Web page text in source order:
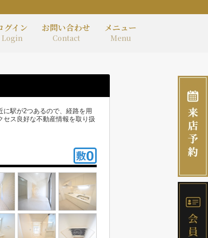
グイン
Login
お問い合わせ
Contact
メニュー
Menu
駅が2つあるので、経路を用
ス良好な不動産情報を取り扱